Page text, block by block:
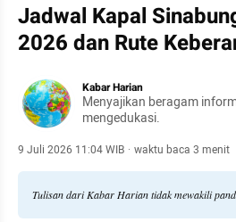
Jadwal Kapal
2026 dan Rute
Kabar Harian
Menyajikan beragam
mengedukasi.
9 Juli 2026 11:04 WIB · waktu baca 3 menit
Tulisan dari Kabar Harian tidak mewakili